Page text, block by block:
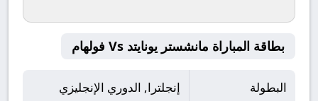
بطاقة المباراة مانشستر يونايتد Vs فولهام
البطولة إنجلترا, الدوري الإنجليزي